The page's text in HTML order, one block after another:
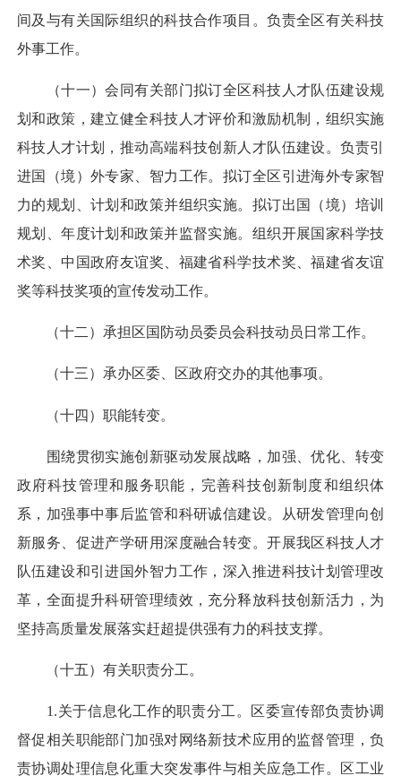
间及与有关国际组织的科技合作项目。负责全区有关科技
外事工作。
（十一）会同有关部门拟订全区科技人才队伍建设规
划和政策，建立健全科技人才评价和激励机制，组织实施
科技人才计划，推动高端科技创新人才队伍建设。负责引
进国（境）外专家、智力工作。拟订全区引进海外专家智
力的规划、计划和政策并组织实施。拟订出国（境）培训
规划、年度计划和政策并监督实施。组织开展国家科学技
术奖、中国政府友谊奖、福建省科学技术奖、福建省友谊
奖等科技奖项的宣传发动工作。
（十二）承担区国防动员委员会科技动员日常工作。
（十三）承办区委、区政府交办的其他事项。
（十四）职能转变。
围绕贯彻实施创新驱动发展战略，加强、优化、转变
政府科技管理和服务职能，完善科技创新制度和组织体
系，加强事中事后监管和科研诚信建设。从研发管理向创
新服务、促进产学研用深度融合转变。开展我区科技人才
队伍建设和引进国外智力工作，深入推进科技计划管理改
革，全面提升科研管理绩效，充分释放科技创新活力，为
坚持高质量发展落实赶超提供强有力的科技支撑。
（十五）有关职责分工。
1.关于信息化工作的职责分工。区委宣传部负责协调
督促相关职能部门加强对网络新技术应用的监督管理，负
责协调处理信息化重大突发事件与相关应急工作。区工业